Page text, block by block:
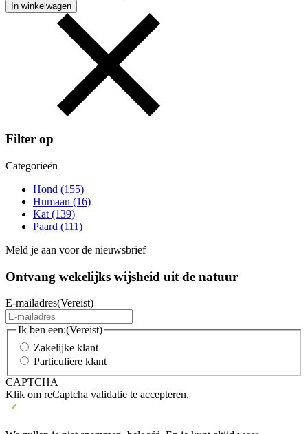
In winkelwagen
Filter op
Categorieën
Hond (155)
Humaan (16)
Kat (139)
Paard (111)
Meld je aan voor de nieuwsbrief
Ontvang wekelijks wijsheid uit de natuur
E-mailadres(Vereist)
Ik ben een:(Vereist)
Zakelijke klant
Particuliere klant
CAPTCHA
Klik om reCaptcha validatie te accepteren.